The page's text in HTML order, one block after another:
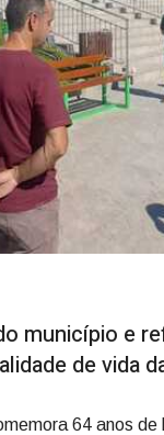
município e
de vida
64 anos